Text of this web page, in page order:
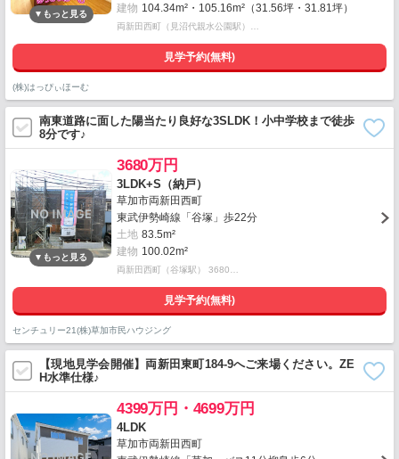
建物 104.34m²・105.16m²（31.56坪・31.81坪）
両新田西町（見沼代親水公園駅）…
見学予約(無料)
(株)はっぴぃほーむ
南東道路に面した陽当たり良好な3SLDK！小中学校まで徒歩
8分です♪
3680万円
3LDK+S（納戸）
草加市両新田西町
東武伊勢崎線「谷塚」歩22分
土地 83.5m²
建物 100.02m²
両新田西町（谷塚駅） 3680…
見学予約(無料)
センチュリー21(株)草加市民ハウジング
【現地見学会開催】両新田東町184-9へご来場ください。ZE
H水準仕様♪
4399万円・4699万円
4LDK
草加市両新田西町